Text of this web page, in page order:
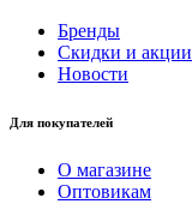
Бренды
Скидки и акции
Новости
Для покупателей
О магазине
Оптовикам